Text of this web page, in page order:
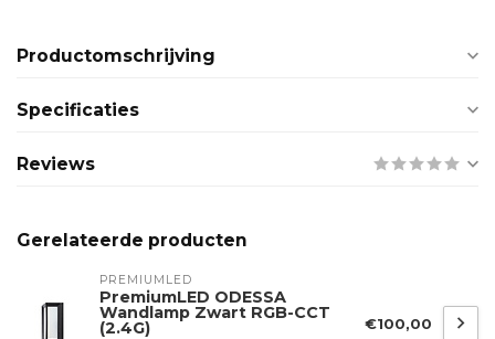
Productomschrijving
Specificaties
Reviews
Gerelateerde producten
PREMIUMLED
PremiumLED ODESSA
Wandlamp Zwart RGB-CCT
(2.4G) €100,00